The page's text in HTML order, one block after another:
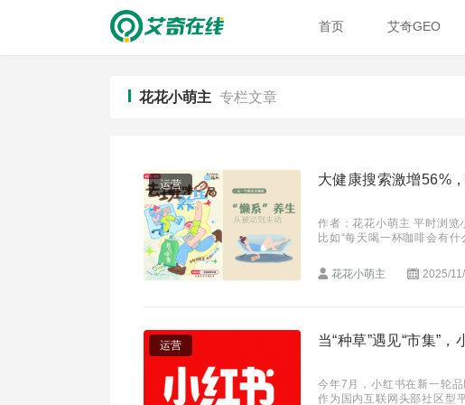
首页 艾奇GEO
花花小萌主 专栏文章
运营 大健康搜索激增56%
作者：花花小萌主 平时浏览
比如“每天喝一杯咖啡会有
花花小萌主
2025/
运营 当“种草”遇见“市集”
今年7月，小红书在新一轮品
作为国内互联网头部社区型